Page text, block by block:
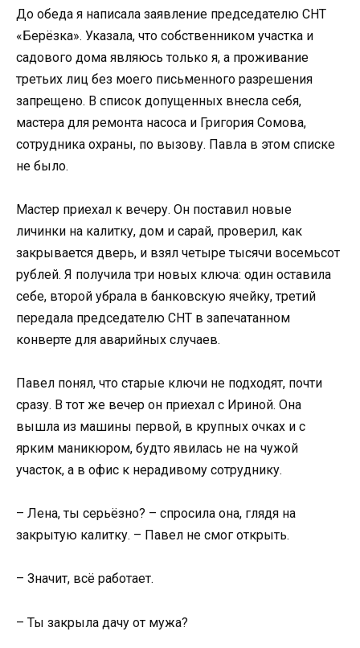
До обеда я написала заявление председателю СНТ
«Берёзка». Указала, что собственником участка и
садового дома являюсь только я, а проживание
третьих лиц без моего письменного разрешения
запрещено. В список допущенных внесла себя,
мастера для ремонта насоса и Григория Сомова,
сотрудника охраны, по вызову. Павла в этом списке
не было.
Мастер приехал к вечеру. Он поставил новые
личинки на калитку, дом и сарай, проверил, как
закрывается дверь, и взял четыре тысячи восемьсот
рублей. Я получила три новых ключа: один оставила
себе, второй убрала в банковскую ячейку, третий
передала председателю СНТ в запечатанном
конверте для аварийных случаев.
Павел понял, что старые ключи не подходят, почти
сразу. В тот же вечер он приехал с Ириной. Она
вышла из машины первой, в крупных очках и с
ярким маникюром, будто явилась не на чужой
участок, а в офис к нерадивому сотруднику.
– Лена, ты серьёзно? – спросила она, глядя на
закрытую калитку. – Павел не смог открыть.
– Значит, всё работает.
– Ты закрыла дачу от мужа?